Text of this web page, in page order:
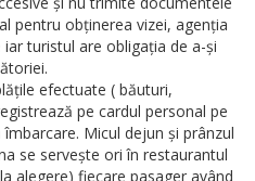
pentru obținerea vizei, agenția
turistul are obligația de a-și
efectuate ( băuturi,
pe cardul personal pe
Micul dejun și prânzul
se servește ori în restaurantul
alegere) fiecare pasager având